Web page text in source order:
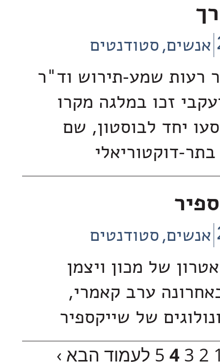
אנשים סטודנטים
רעות שמע-תירוש וד"ר
זכו במלגה מקרו
יחד לבוסטון, שם
דוקטוריאלי
אנשים סטודנטים
של מכון ויצמן
ערב קאמרי,
של שייקספיר
2
3
4
5 לעמוד הבא ›